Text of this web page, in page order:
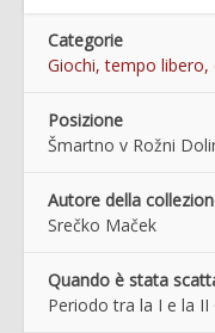
Categorie
Giochi, tempo libero,
Posizione
Šmartno v Rožni
Autore della
Srečko Maček
Quando è stata
Periodo tra la I e la II